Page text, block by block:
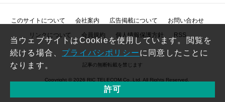
このサイトについて 会社案内 広告掲載について お問い合わせ
リンクについて 会員規約 個人情報保護方針 RSS
記事の無断転載を禁じます
Copyright © 2026 RIC TELECOM Co.,Ltd. All Rights Reserved.
当ウェブサイトはCookieを使用しています。閲覧を
続ける場合、 プライバシポリシーに同意したことに
なります。
許可